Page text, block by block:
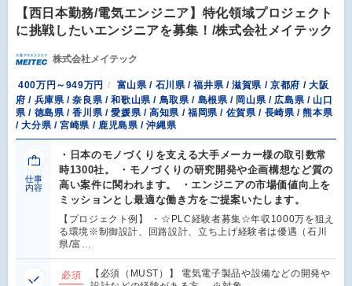
【西日本勤務/電気エンジニア】特化領域プロジェクト
に挑戦したいエンジニアを募集！/株式会社メイテック
株式会社メイテック
400万円～949万円
富山県 / 石川県 / 福井県 / 滋賀県 / 京都府 / 大阪
府 / 兵庫県 / 奈良県 / 和歌山県 / 鳥取県 / 島根県 / 岡山県 / 広島県 / 山口
県 / 徳島県 / 香川県 / 愛媛県 / 高知県 / 福岡県 / 佐賀県 / 長崎県 / 熊本県
/ 大分県 / 宮崎県 / 鹿児島県 / 沖縄県
仕事
内容
・日本のモノづくりを支える大手メーカー様の取引数常
時1300社。 ・モノづくりの研究開発や企画構想など質の
高い案件に関われます。 ・エンジニアの市場価値向上を
ミッションとし最適な働き方をご提案いたします。
【プロジェクト例】 ・☆PLC経験者募集☆年収1000万を狙え
る環境※制御設計、回路設計、立ち上げ経験者は優遇（石川
県/富…
必須
【必須（MUST）】 電気電子製品や設備などの開発や